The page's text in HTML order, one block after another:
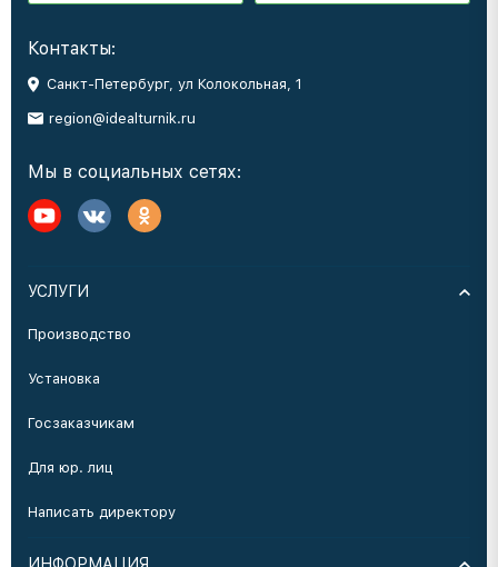
Контакты:
Санкт-Петербург, ул Колокольная, 1
region@idealturnik.ru
Мы в социальных сетях:
УСЛУГИ
Производство
Установка
Госзаказчикам
Для юр. лиц
Написать директору